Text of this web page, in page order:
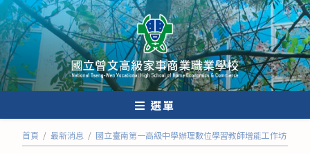
跳
轉
至
主
要
內
選單
首頁 / 最新消息 / 國立臺南第一高級中學辦理數位學習教師增能工作坊